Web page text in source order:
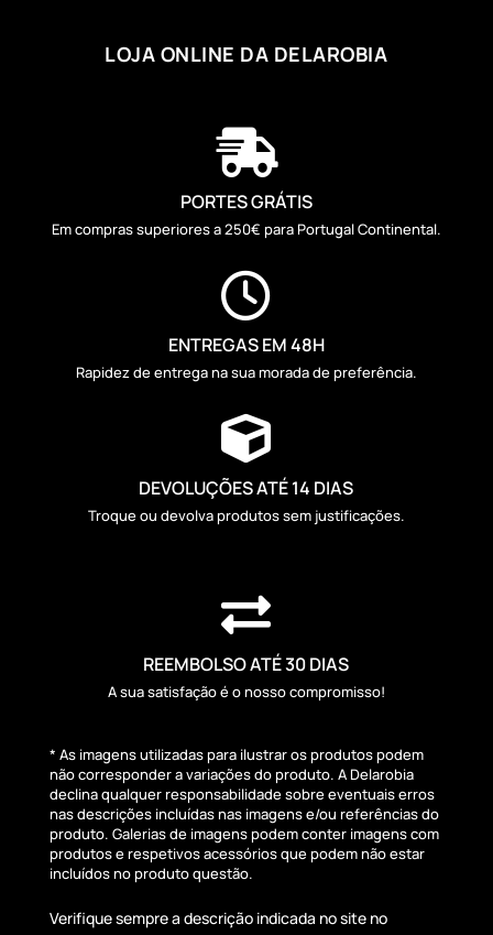
LOJA ONLINE DA DELAROBIA

PORTES GRÁTIS
Em compras superiores a 250€ para Portugal Continental.

ENTREGAS EM 48H
Rapidez de entrega na sua morada de preferência.

DEVOLUÇÕES ATÉ 14 DIAS
Troque ou devolva produtos sem justificações.

REEMBOLSO ATÉ 30 DIAS
A sua satisfação é o nosso compromisso!
* As imagens utilizadas para ilustrar os produtos podem
não corresponder a variações do produto. A Delarobia
declina qualquer responsabilidade sobre eventuais erros
nas descrições incluídas nas imagens e/ou referências do
produto. Galerias de imagens podem conter imagens com
produtos e respetivos acessórios que podem não estar
incluídos no produto questão.
Verifique sempre a descrição indicada no site no